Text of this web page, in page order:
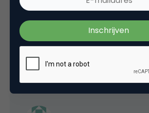
Wat een mager verslag, of valt
niets opzienbarenders over te
22 mei 2009 om 12:27